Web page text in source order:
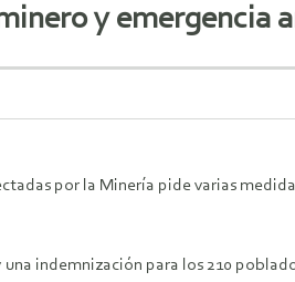
y emergencia
por la Minería pide varias
indemnización para los 210